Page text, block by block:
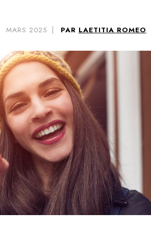
MARS 2025 PAR LAETITIA ROMEO